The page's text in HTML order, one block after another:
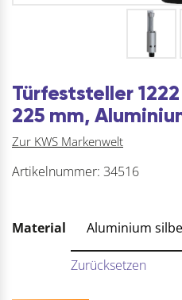
Türfeststeller
225 mm,
Zur KWS Markenwelt
Artikelnummer: 34516
Material
Zurücksetzen